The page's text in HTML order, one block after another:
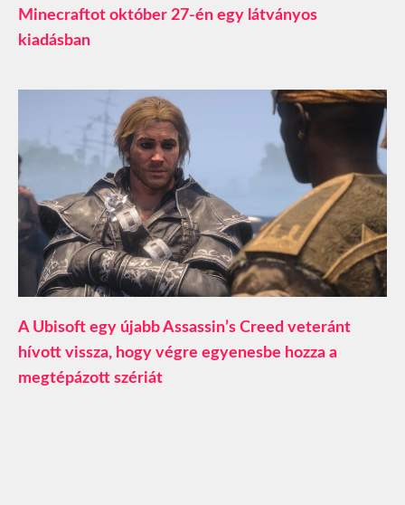
Minecraftot október 27-én egy látványos
kiadásban
A Ubisoft egy újabb Assassin’s Creed veteránt
hívott vissza, hogy végre egyenesbe hozza a
megtépázott szériát